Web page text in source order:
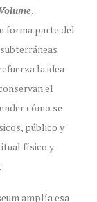
,
forma parte del
la idea
el
cómo se
público y
físico y
amplía esa